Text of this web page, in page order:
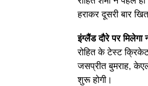
हराकर दूसरी बार
इंग्लैंड दौरे पर मिलेगा
रोहित के टेस्ट
जसप्रीत बुमराह,
शुरू होगी।